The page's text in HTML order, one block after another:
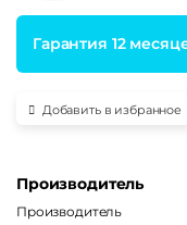
Гарантия 12
Добавить в избранное
Производитель
Производитель